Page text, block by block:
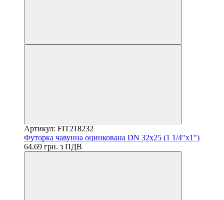
Артикул: FIT218232
Футорка чавунна оцинкована DN 32x25 (1 1/4"x1")
64.69 грн. з ПДВ